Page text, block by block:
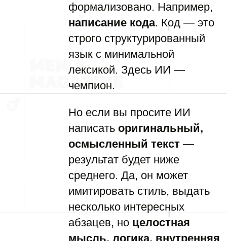
формализовано. Например,
написание кода. Код — это
строго структурированный
язык с минимальной
лексикой. Здесь ИИ —
чемпион.
Но если вы просите ИИ
написать оригинальный,
осмысленный текст —
результат будет ниже
среднего. Да, он может
имитировать стиль, выдать
несколько интересных
абзацев, но целостная
мысль, логика, внутренняя